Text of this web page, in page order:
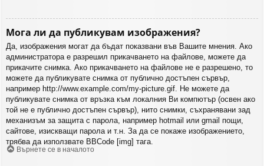
Мога ли да публикувам изображения?
Да, изображения могат да бъдат показвани във Вашите мнения. Ако
администратора е разрешил прикачването на файлове, можете да
прикачите снимка. Ако прикачването на файлове не е разрешено, то
можете да публикувате снимка от публично достъпен сървър,
например http://www.example.com/my-picture.gif. Не можете да
публикувате снимка от връзка към локалния Ви компютър (освен ако
той не е публично достъпен сървър), нито снимки, съхранявани зад
механизъм за защита с парола, например hotmail или gmail пощи,
сайтове, изискващи парола и т.н. За да се покаже изображението,
трябва да използвате BBCode [img] тага.
Върнете се в началото